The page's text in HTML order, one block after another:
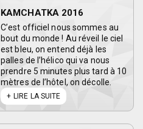
KAMCHATKA 2016
C’est officiel nous sommes au
bout du monde ! Au réveil le ciel
est bleu, on entend déjà les
palles de l’hélico qui va nous
prendre 5 minutes plus tard à 10
mètres de l’hôtel, on décolle.
LIRE LA SUITE